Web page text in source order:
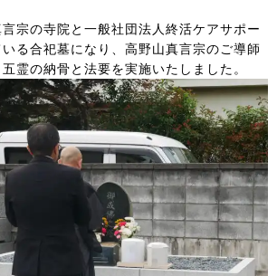
宗の寺院と一般社団法人終活ケアサポー
いる合祀墓になり、高野山真言宗のご導師
霊の納骨と法要を実施いたしました。